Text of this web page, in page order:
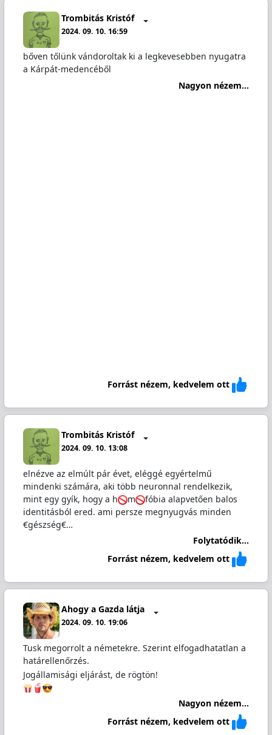
Trombitás Kristóf
2024. 09. 10. 16:59
bőven tőlünk vándoroltak ki a legkevesebben nyugatra
a Kárpát-medencéből
Nagyon nézem...
Forrást nézem, kedvelem ott
Trombitás Kristóf
2024. 09. 10. 13:08
elnézve az elmúlt pár évet, eléggé egyértelmű
mindenki számára, aki több neuronnal rendelkezik,
mint egy gyík, hogy a h
m
fóbia alapvetően balos
identitásból ered. ami persze megnyugvás minden
€gészség€…
Folytatódik...
Forrást nézem, kedvelem ott
Ahogy a Gazda látja
2024. 09. 10. 19:06
Tusk megorrolt a németekre. Szerint elfogadhatatlan a
határellenőrzés.
Jogállamisági eljárást, de rögtön!
Nagyon nézem...
Forrást nézem, kedvelem ott